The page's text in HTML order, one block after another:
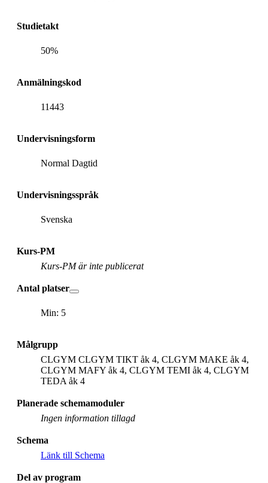
Studietakt
50%
Anmälningskod
11443
Undervisningsform
Normal Dagtid
Undervisningsspråk
Svenska
Kurs-PM
Kurs-PM är inte publicerat
Antal platser
Min: 5
Målgrupp
CLGYM CLGYM TIKT åk 4, CLGYM MAKE åk 4,
CLGYM MAFY åk 4, CLGYM TEMI åk 4, CLGYM
TEDA åk 4
Planerade schemamoduler
Ingen information tillagd
Schema
Länk till Schema
Del av program